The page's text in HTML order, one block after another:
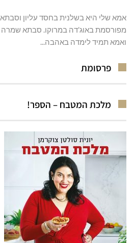
אמא שלי היא בשלנית בחסד עליון
מפורסמת באוג'דה במרוקו. סבתא
ואמא תמיד לימדה באהבה...
פרסומת
מלכת המטבח – הספר!